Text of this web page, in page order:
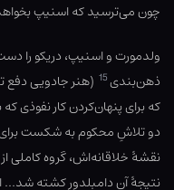
چون می‌ترسید که اسنیپ بخواهد
ولدمورت و اسنیپ، دریکو را
ذهن‌بندی 15 (هنر جادویی دفع
که برای پنهان‌کردن کار نفوذی که
دو تلاشِ محکوم به شکست برای
نقشهٔ خلاقانه‌اش، گروه کاملی از
نتیجهٔ آن دامبلدور کشته شد…